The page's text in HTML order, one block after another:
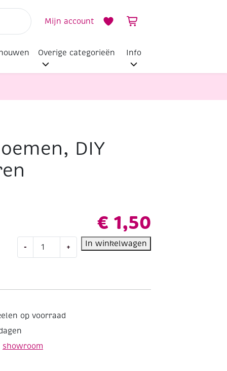
Mijn account
Overige categorieën Info
DIY
€ 1,50
-
bloemen,
+ In winkelwagen
op voorraad
showroom